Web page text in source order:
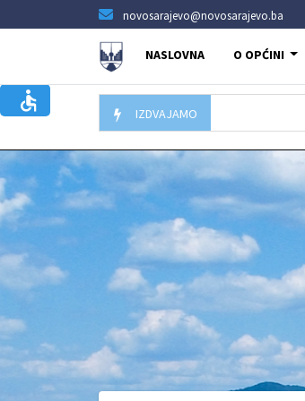
novosarajevo@novosarajevo.ba
NASLOVNA O OPĆINI
IZDVAJAMO